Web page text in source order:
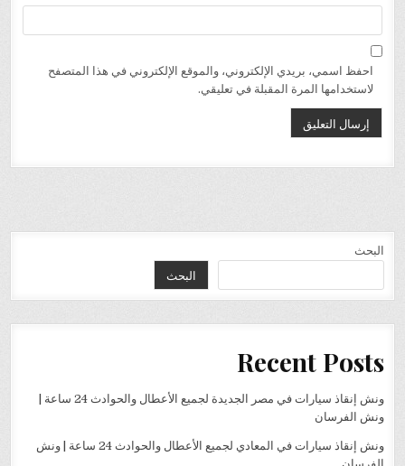
احفظ اسمي، بريدي الإلكتروني، والموقع الإلكتروني في هذا المتصفح
لاستخدامها المرة المقبلة في تعليقي.
البحث
البحث
Recent Posts
ونش إنقاذ سيارات في مصر الجديدة لجميع الأعطال والحوادث 24 ساعة |
ونش الفرسان
ونش إنقاذ سيارات في المعادي لجميع الأعطال والحوادث 24 ساعة | ونش